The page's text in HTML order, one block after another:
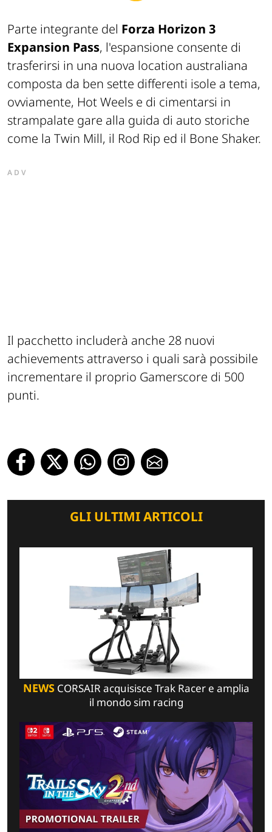
Parte integrante del Forza Horizon 3
Expansion Pass, l'espansione consente di
trasferirsi in una nuova location australiana
composta da ben sette differenti isole a tema,
ovviamente, Hot Weels e di cimentarsi in
strampalate gare alla guida di auto storiche
come la Twin Mill, il Rod Rip ed il Bone Shaker.
ADV
Il pacchetto includerà anche 28 nuovi
achievements attraverso i quali sarà possibile
incrementare il proprio Gamerscore di 500
punti.
GLI ULTIMI ARTICOLI
NEWSCORSAIR acquisisce Trak Racer e amplia
il mondo sim racing